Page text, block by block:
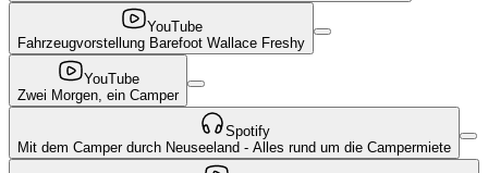
YouTube
Fahrzeugvorstellung Barefoot Wallace Freshy
YouTube
Zwei Morgen, ein Camper
Spotify
Mit dem Camper durch Neuseeland - Alles rund um die Campermiete